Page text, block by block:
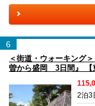
6
＜街道・ウォーキング
曽から盛岡 3日間』 【
2泊3